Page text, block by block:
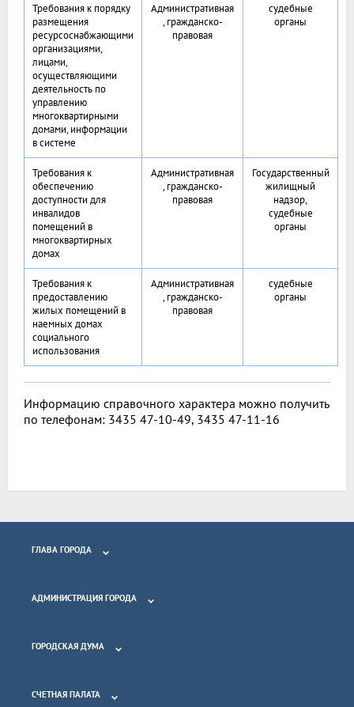
Требования к порядку
размещения
ресурсоснабжающими
организациями,
лицами,
осуществляющими
деятельность по
управлению
многоквартирными
домами, информации
в системе
Административная
, гражданско-
правовая
судебные
органы
Требования к
обеспечению
доступности для
инвалидов
помещений в
многоквартирных
домах
Административная
, гражданско-
правовая
Государственный
жилищный
надзор,
судебные
органы
Требования к
предоставлению
жилых помещений в
наемных домах
социального
использования
Административная
, гражданско-
правовая
судебные
органы
Информацию справочного характера можно получить
по телефонам: 3435 47-10-49, 3435 47-11-16
ГЛАВА ГОРОДА
АДМИНИСТРАЦИЯ ГОРОДА
ГОРОДСКАЯ ДУМА
СЧЕТНАЯ ПАЛАТА